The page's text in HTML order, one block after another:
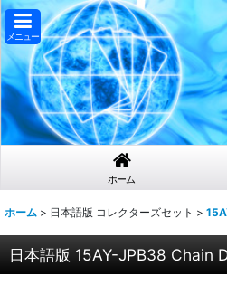
メニュー
ホーム
ホーム > 日本語版 コレクターズセット >
日本語版 15AY-JPB38 Chain